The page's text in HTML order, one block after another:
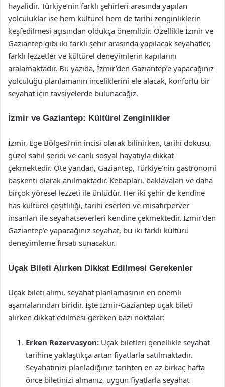
hayalidir. Türkiye’nin farklı şehirleri arasında yapılan
yolculuklar ise hem kültürel hem de tarihi zenginliklerin
keşfedilmesi açısından oldukça önemlidir. Özellikle İzmir ve
Gaziantep gibi iki farklı şehir arasında yapılacak seyahatler,
farklı lezzetler ve kültürel deneyimlerin kapılarını
aralamaktadır. Bu yazıda, İzmir’den Gaziantep’e yapacağınız
yolculuğu planlamanın inceliklerini ele alacak, konforlu bir
seyahat için tavsiyelerde bulunacağız.
İzmir ve Gaziantep: Kültürel Zenginlikler
İzmir, Ege Bölgesi’nin incisi olarak bilinirken, tarihi dokusu,
güzel sahil şeridi ve canlı sosyal hayatıyla dikkat
çekmektedir. Öte yandan, Gaziantep, Türkiye’nin gastronomi
başkenti olarak anılmaktadır. Kebapları, baklavaları ve daha
birçok yöresel lezzeti ile ünlüdür. Her iki şehir de kendine
has kültürel çeşitliliği, tarihi eserleri ve misafirperver
insanları ile seyahatseverleri kendine çekmektedir. İzmir’den
Gaziantep’e yapacağınız seyahat, bu iki farklı kültürü
deneyimleme fırsatı sunacaktır.
Uçak Bileti Alırken Dikkat Edilmesi Gerekenler
Uçak bileti alımı, seyahat planlamasının en önemli
aşamalarından biridir. İşte İzmir-Gaziantep uçak bileti
alırken dikkat edilmesi gereken bazı noktalar:
Erken Rezervasyon: Uçak biletleri genellikle seyahat
tarihine yaklaştıkça artan fiyatlarla satılmaktadır.
Seyahatinizi planladığınız tarihten en az birkaç hafta
önce biletinizi almanız, uygun fiyatlarla seyahat